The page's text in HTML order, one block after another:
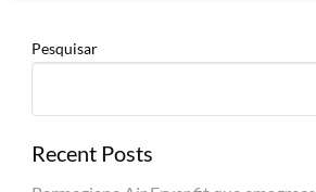
Pesquisar
Recent Posts